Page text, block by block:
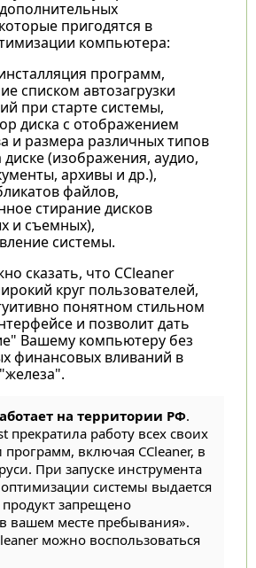
пригодятся в
компьютера:
программ,
списком автозагрузки
при старте системы,
диска с отображением
и размера различных типов
(изображения, аудио,
архивы и др.),
файлов,
стирание дисков
и съемных),
системы.
сказать, что CCleaner
круг пользователей,
понятном стильном
и позволит дать
Вашему компьютеру без
финансовых вливаний в
на территории РФ.
прекратила работу всех своих
включая CCleaner, в
​При запуске инструмента
системы выдается
запрещено
вашем месте пребывания».
можно воспользоваться